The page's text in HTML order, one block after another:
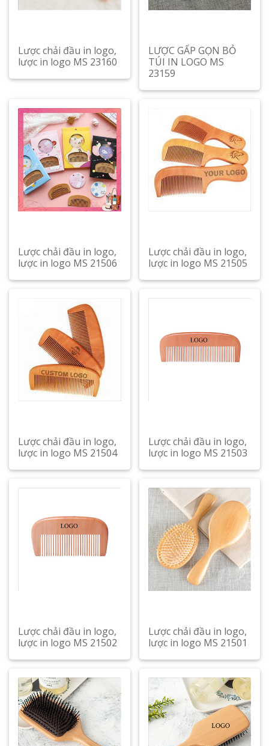
Lược chải đầu in logo,
lược in logo MS 23160
LƯỢC GẤP GỌN BỎ
TÚI IN LOGO MS
23159
Lược chải đầu in logo,
lược in logo MS 21506
Lược chải đầu in logo,
lược in logo MS 21505
Lược chải đầu in logo,
lược in logo MS 21504
Lược chải đầu in logo,
lược in logo MS 21503
Lược chải đầu in logo,
lược in logo MS 21502
Lược chải đầu in logo,
lược in logo MS 21501